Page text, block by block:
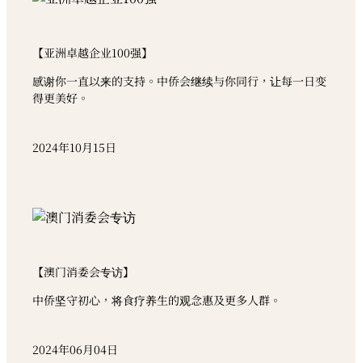
【亚洲卓越企业100强】
感谢你一直以来的支持。中侨会继续与你同行，让每一日变
得更美好。
2024年10月15日
【澳门消委会专访】
中侨坚守初心，将食疗养生的观念惠及更多人群。
2024年06月04日